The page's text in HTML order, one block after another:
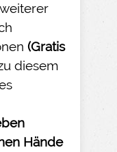
(Gratis
diesem
Hände